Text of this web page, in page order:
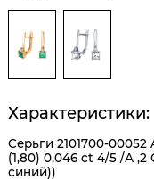
Характеристики:
Серьги 2101700-00052
(1,80) 0,046 ct 4/5 /А ,2
синий))